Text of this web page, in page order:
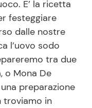
per Bambini
E’ la ricetta
festeggiare
dalle nostre
l’uovo sodo
tra due
o Mona De
preparazione
troviamo in